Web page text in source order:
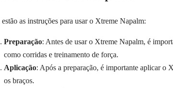
as instruções para usar o Xtreme Napalm:
Preparação: Antes de usar o Xtreme Napalm, é
como corridas e treinamento de força.
Aplicação: Após a preparação, é importante aplicar o
os braços.